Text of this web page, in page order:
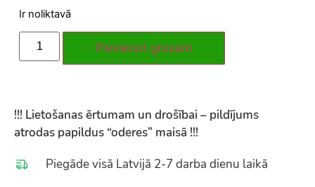
Ir noliktavā
Pievienot grozam
!!! Lietošanas ērtumam un drošībai – pildījums
atrodas papildus “oderes” maisā !!!
Piegāde visā Latvijā 2-7 darba dienu laikā